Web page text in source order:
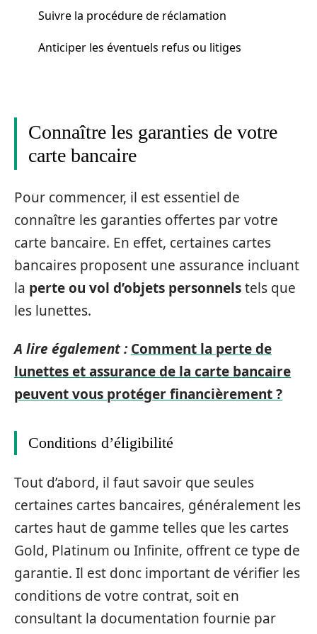
Suivre la procédure de réclamation
Anticiper les éventuels refus ou litiges
Connaître les garanties de votre
carte bancaire
Pour commencer, il est essentiel de
connaître les garanties offertes par votre
carte bancaire. En effet, certaines cartes
bancaires proposent une assurance incluant
la perte ou vol d’objets personnelstels que
les lunettes.
A lire également : Comment la perte de
lunettes et assurance de la carte bancaire
peuvent vous protéger financièrement ?
Conditions d’éligibilité
Tout d’abord, il faut savoir que seules
certaines cartes bancaires, généralement les
cartes haut de gamme telles que les cartes
Gold, Platinum ou Infinite, offrent ce type de
garantie. Il est donc important de vérifier les
conditions de votre contrat, soit en
consultant la documentation fournie par